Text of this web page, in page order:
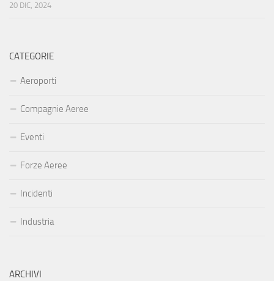
20 DIC, 2024
CATEGORIE
Aeroporti
Compagnie Aeree
Eventi
Forze Aeree
Incidenti
Industria
ARCHIVI